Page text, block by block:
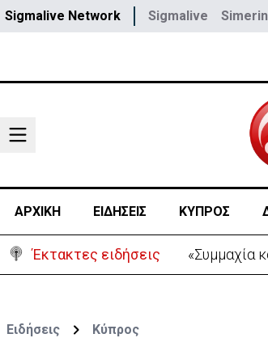
Sigmalive Network Sigmalive
ΑΡΧΙΚΗ ΕΙΔΗΣΕΙΣ ΚΥΠΡΟΣ
Έκτακτες ειδήσεις «Συμμαχία
Ειδήσεις Κύπρος